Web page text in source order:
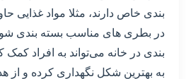
بندی خاص دارند، مثلا مواد غذایی
در بطری های مناسب بسته بندی
بندی در خانه می‌تواند به افراد کمک
به بهترین شکل نگهداری کرده و از